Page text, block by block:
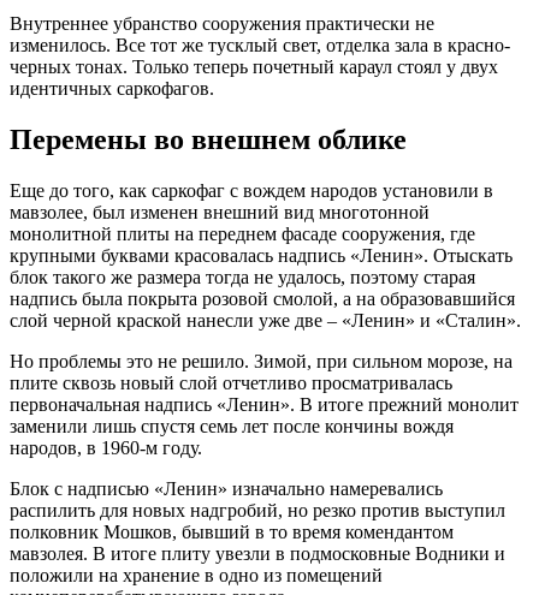
Внутреннее убранство сооружения практически не
изменилось. Все тот же тусклый свет, отделка зала в красно-
черных тонах. Только теперь почетный караул стоял у двух
идентичных саркофагов.
Перемены во внешнем облике
Еще до того, как саркофаг с вождем народов установили в
мавзолее, был изменен внешний вид многотонной
монолитной плиты на переднем фасаде сооружения, где
крупными буквами красовалась надпись «Ленин». Отыскать
блок такого же размера тогда не удалось, поэтому старая
надпись была покрыта розовой смолой, а на образовавшийся
слой черной краской нанесли уже две – «Ленин» и «Сталин».
Но проблемы это не решило. Зимой, при сильном морозе, на
плите сквозь новый слой отчетливо просматривалась
первоначальная надпись «Ленин». В итоге прежний монолит
заменили лишь спустя семь лет после кончины вождя
народов, в 1960-м году.
Блок с надписью «Ленин» изначально намеревались
распилить для новых надгробий, но резко против выступил
полковник Мошков, бывший в то время комендантом
мавзолея. В итоге плиту увезли в подмосковные Водники и
положили на хранение в одно из помещений